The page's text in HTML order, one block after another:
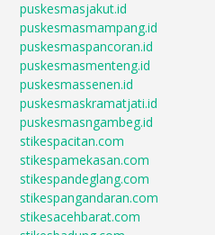
puskesmasjakut.id
puskesmasmampang.id
puskesmaspancoran.id
puskesmasmenteng.id
puskesmassenen.id
puskesmaskramatjati.id
puskesmasngambeg.id
stikespacitan.com
stikespamekasan.com
stikespandeglang.com
stikespangandaran.com
stikesacehbarat.com